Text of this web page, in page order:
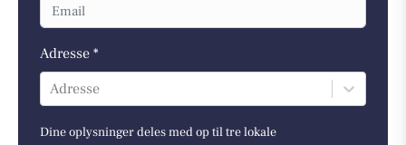
Adresse *
Adresse
Dine oplysninger deles med op til tre lokale